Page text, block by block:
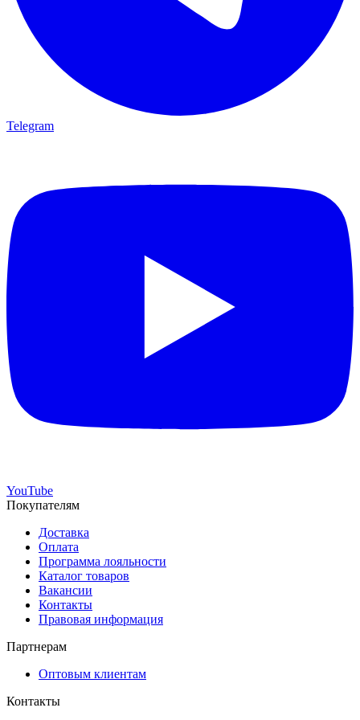
Telegram
YouTube
Покупателям
Доставка
Оплата
Программа лояльности
Каталог товаров
Вакансии
Контакты
Правовая информация
Партнерам
Оптовым клиентам
Контакты